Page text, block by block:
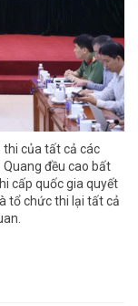
thi của tất cả các
đều cao bất
cấp quốc gia quyết
tổ chức thi lại tất cả